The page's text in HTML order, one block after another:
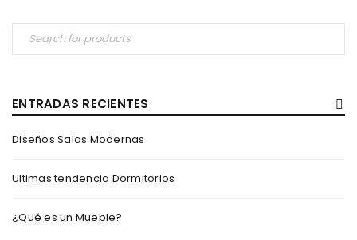
ENTRADAS RECIENTES
Diseños Salas Modernas
Ultimas tendencia Dormitorios
¿Qué es un Mueble?